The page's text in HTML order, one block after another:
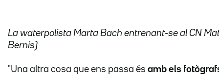
La waterpolista Marta Bach entrenant-se al CN
Bernis)
"Una altra cosa que ens passa és amb els